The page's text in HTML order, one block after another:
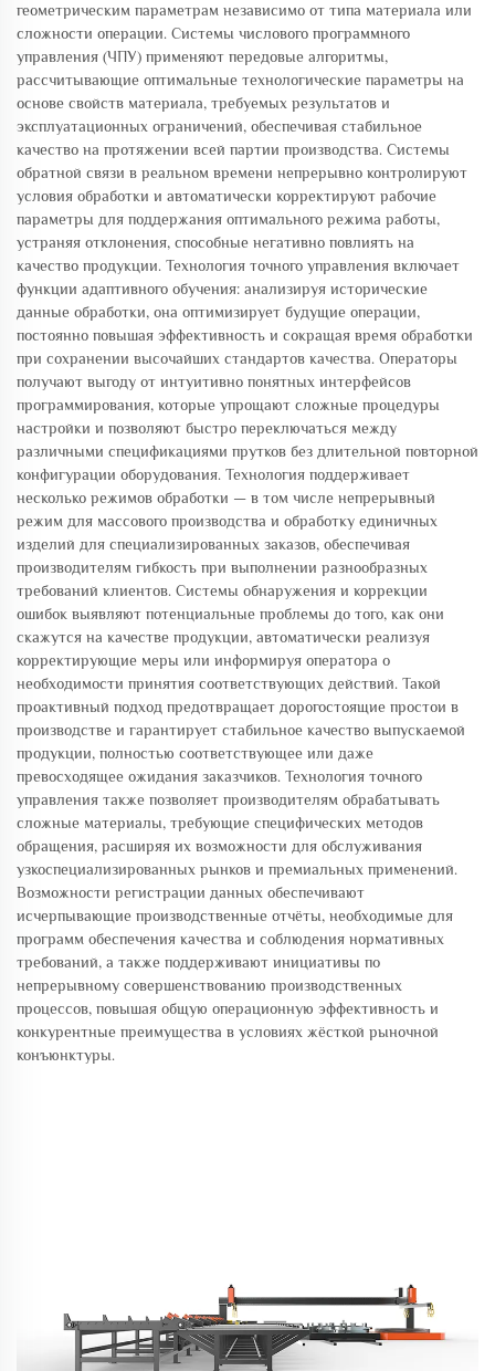
геометрическим параметрам независимо от типа материала или
сложности операции. Системы числового программного
управления (ЧПУ) применяют передовые алгоритмы,
рассчитывающие оптимальные технологические параметры на
основе свойств материала, требуемых результатов и
эксплуатационных ограничений, обеспечивая стабильное
качество на протяжении всей партии производства. Системы
обратной связи в реальном времени непрерывно контролируют
условия обработки и автоматически корректируют рабочие
параметры для поддержания оптимального режима работы,
устраняя отклонения, способные негативно повлиять на
качество продукции. Технология точного управления включает
функции адаптивного обучения: анализируя исторические
данные обработки, она оптимизирует будущие операции,
постоянно повышая эффективность и сокращая время обработки
при сохранении высочайших стандартов качества. Операторы
получают выгоду от интуитивно понятных интерфейсов
программирования, которые упрощают сложные процедуры
настройки и позволяют быстро переключаться между
различными спецификациями прутков без длительной повторной
конфигурации оборудования. Технология поддерживает
несколько режимов обработки — в том числе непрерывный
режим для массового производства и обработку единичных
изделий для специализированных заказов, обеспечивая
производителям гибкость при выполнении разнообразных
требований клиентов. Системы обнаружения и коррекции
ошибок выявляют потенциальные проблемы до того, как они
скажутся на качестве продукции, автоматически реализуя
корректирующие меры или информируя оператора о
необходимости принятия соответствующих действий. Такой
проактивный подход предотвращает дорогостоящие простои в
производстве и гарантирует стабильное качество выпускаемой
продукции, полностью соответствующее или даже
превосходящее ожидания заказчиков. Технология точного
управления также позволяет производителям обрабатывать
сложные материалы, требующие специфических методов
обращения, расширяя их возможности для обслуживания
узкоспециализированных рынков и премиальных применений.
Возможности регистрации данных обеспечивают
исчерпывающие производственные отчёты, необходимые для
программ обеспечения качества и соблюдения нормативных
требований, а также поддерживают инициативы по
непрерывному совершенствованию производственных
процессов, повышая общую операционную эффективность и
конкурентные преимущества в условиях жёсткой рыночной
конъюнктуры.